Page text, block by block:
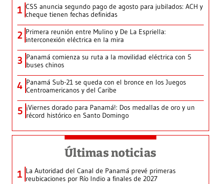
1 CSS anuncia segundo pago de agosto para jubilados: ACH y
cheque tienen fechas definidas
2 Primera reunión entre Mulino y De La Espriella:
interconexión eléctrica en la mira
3 Panamá comienza su ruta a la movilidad eléctrica con 5
buses chinos
4 Panamá Sub-21 se queda con el bronce en los Juegos
Centroamericanos y del Caribe
5 ¡Viernes dorado para Panamá!: Dos medallas de oro y un
récord histórico en Santo Domingo
Últimas noticias
1 La Autoridad del Canal de Panamá prevé primeras
reubicaciones por Río Indio a finales de 2027